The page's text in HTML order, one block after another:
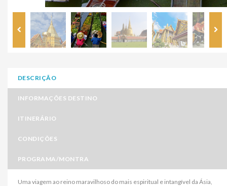
DESCRIÇÃO
INFORMAÇÕES DESTINO
ITINERÁRIO
CONDIÇÕES
PROGRAMA/MONTRA
Uma viagem ao reino maravilhoso do mais espiritual e intangível da Ásia,